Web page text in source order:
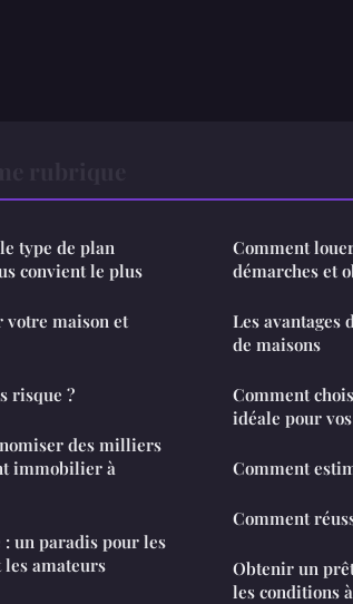
type de plan
convient le plus
votre maison et
risque ?
des milliers
immobilier à
: un paradis pour les
amateurs
Comment
démarches et
Les avantages
de maisons
Comment
idéale pour vos
Comment
Comment
Obtenir un
les conditions